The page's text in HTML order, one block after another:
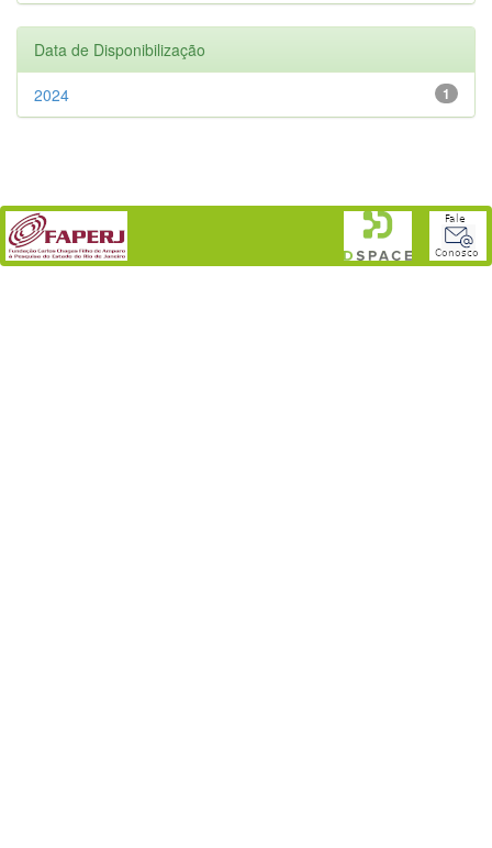
Data de Disponibilização
1
2024